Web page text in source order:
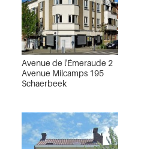
Avenue de l'Émeraude 2
Avenue Milcamps 195
Schaerbeek